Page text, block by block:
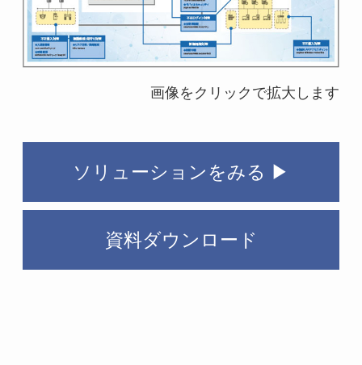
画像をクリックで拡大します
ソリューションをみる ▶
資料ダウンロード